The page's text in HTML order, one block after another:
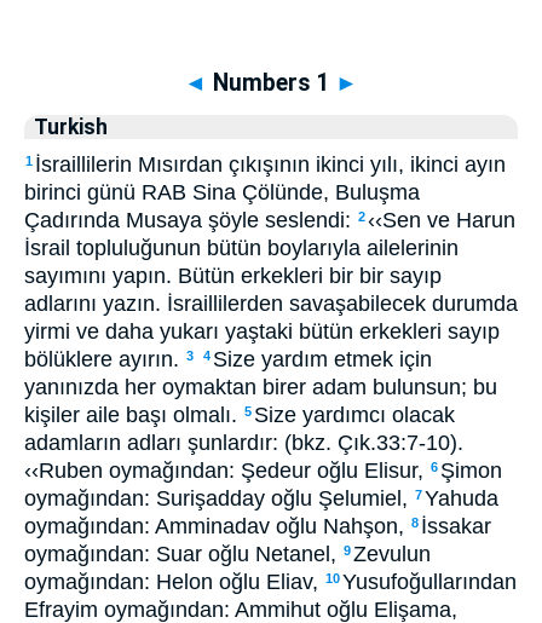
◄ Numbers 1 ►
Turkish
1 İsraillilerin Mısırdan çıkışının ikinci yılı, ikinci ayın
birinci günü RAB Sina Çölünde, Buluşma
Çadırında Musaya şöyle seslendi: 2‹‹Sen ve Harun
İsrail topluluğunun bütün boylarıyla ailelerinin
sayımını yapın. Bütün erkekleri bir bir sayıp
adlarını yazın. İsraillilerden savaşabilecek durumda
yirmi ve daha yukarı yaştaki bütün erkekleri sayıp
bölüklere ayırın. 3 4 Size yardım etmek için
yanınızda her oymaktan birer adam bulunsun; bu
kişiler aile başı olmalı. 5 Size yardımcı olacak
adamların adları şunlardır: (bkz. Çık.33:7-10).
‹‹Ruben oymağından: Şedeur oğlu Elisur, 6 Şimon
oymağından: Surişadday oğlu Şelumiel, 7Yahuda
oymağından: Amminadav oğlu Nahşon, 8 İssakar
oymağından: Suar oğlu Netanel, 9Zevulun
oymağından: Helon oğlu Eliav, 10Yusufoğullarından
Efrayim oymağından: Ammihut oğlu Elişama,